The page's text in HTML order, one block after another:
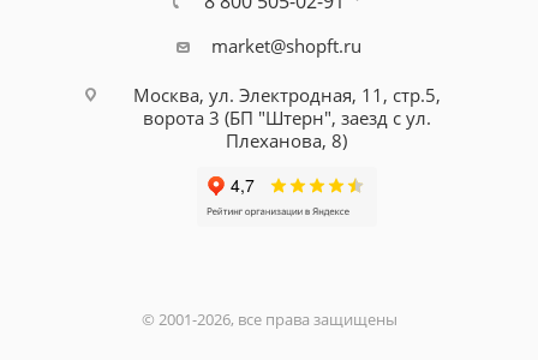
market@shopft.ru
Москва, ул. Электродная, 11, стр.5,
ворота 3 (БП "Штерн", заезд с ул.
Плеханова, 8)
© 2001-2026, все права защищены